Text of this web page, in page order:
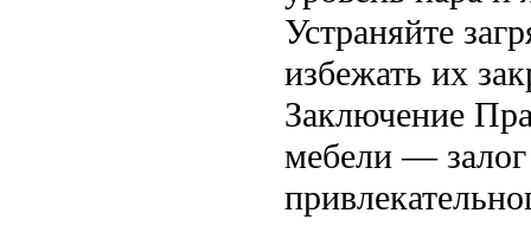
Устраняйте
избежать их
Заключение
мебели —